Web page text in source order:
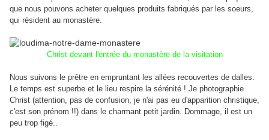
que nous pouvons acheter quelques produits fabriqués par les soeurs,
qui résident au monastère.
Christ devant l'entrée du monastère de la visitation
Nous suivons le prêtre en empruntant les allées recouvertes de dalles.
Le temps est superbe et le lieu respire la sérénité ! Je photographie
Christ (attention, pas de confusion, je n'ai pas eu d'apparition christique,
c'est son prénom !!) dans le charmant petit jardin. Dommage, il est un
peu trop figé..